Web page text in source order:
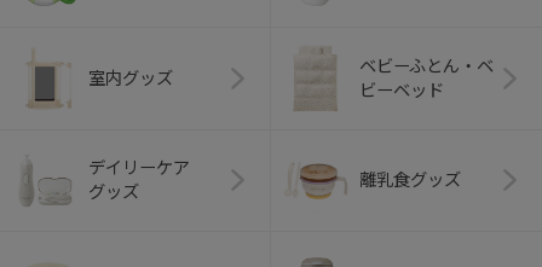
室内グッズ
ベビーふとん・ベ
ビーベッド
デイリーケア
グッズ
離乳食グッズ